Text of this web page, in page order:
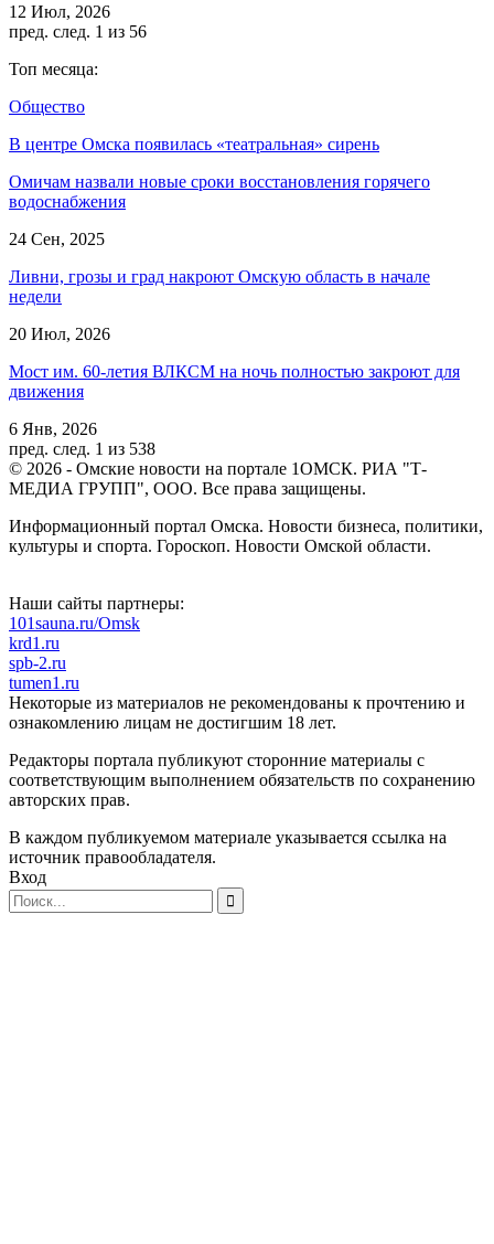
12 Июл, 2026
пред. след. 1 из 56
Топ месяца:
Общество
В центре Омска появилась «театральная» сирень
Омичам назвали новые сроки восстановления горячего
водоснабжения
24 Сен, 2025
Ливни, грозы и град накроют Омскую область в начале
недели
20 Июл, 2026
Мост им. 60-летия ВЛКСМ на ночь полностью закроют для
движения
6 Янв, 2026
пред. след. 1 из 538
© 2026 - Омские новости на портале 1ОМСК. РИА "Т-
МЕДИА ГРУПП", ООО. Все права защищены.
Информационный портал Омска. Новости бизнеса, политики,
культуры и спорта. Гороскоп. Новости Омской области.
Наши сайты партнеры:
101sauna.ru/Omsk
krd1.ru
spb-2.ru
tumen1.ru
Некоторые из материалов не рекомендованы к прочтению и
ознакомлению лицам не достигшим 18 лет.
Редакторы портала публикуют сторонние материалы с
соответствующим выполнением обязательств по сохранению
авторских прав.
В каждом публикуемом материале указывается ссылка на
источник правообладателя.
Вход